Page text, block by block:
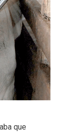
que